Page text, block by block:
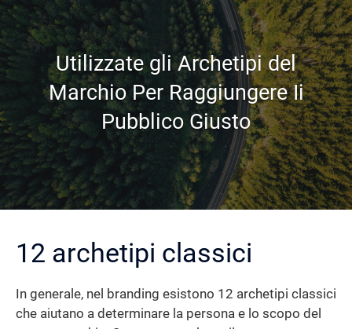
Utilizzate gli Archetipi del
Marchio Per Raggiungere Ii
Pubblico Giusto
12 archetipi classici
In generale, nel branding esistono 12 archetipi classici
che aiutano a determinare la persona e lo scopo del